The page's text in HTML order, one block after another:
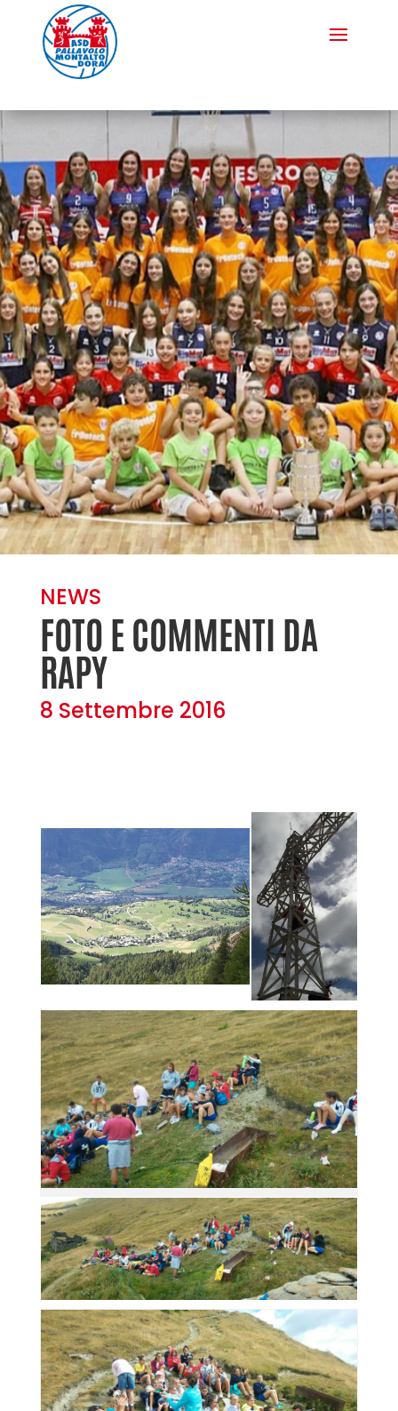
NEWS
FOTO E COMMENTI DA
RAPY
8 Settembre 2016